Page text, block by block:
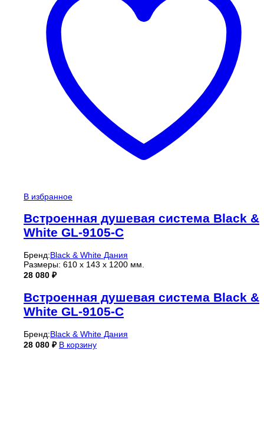
В избранное
Встроенная душевая система Black &
White GL-9105-C
Бренд:Black & White Дания
Размеры: 610 x 143 x 1200 мм.
28 080 ₽
Встроенная душевая система Black &
White GL-9105-C
Бренд:Black & White Дания
28 080 ₽ В корзину